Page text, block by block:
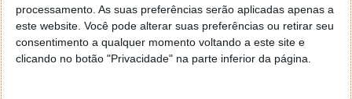
processamento. As suas preferências serão aplicadas apenas a
este website. Você pode alterar suas preferências ou retirar seu
consentimento a qualquer momento voltando a este site e
clicando no botão "Privacidade" na parte inferior da página.